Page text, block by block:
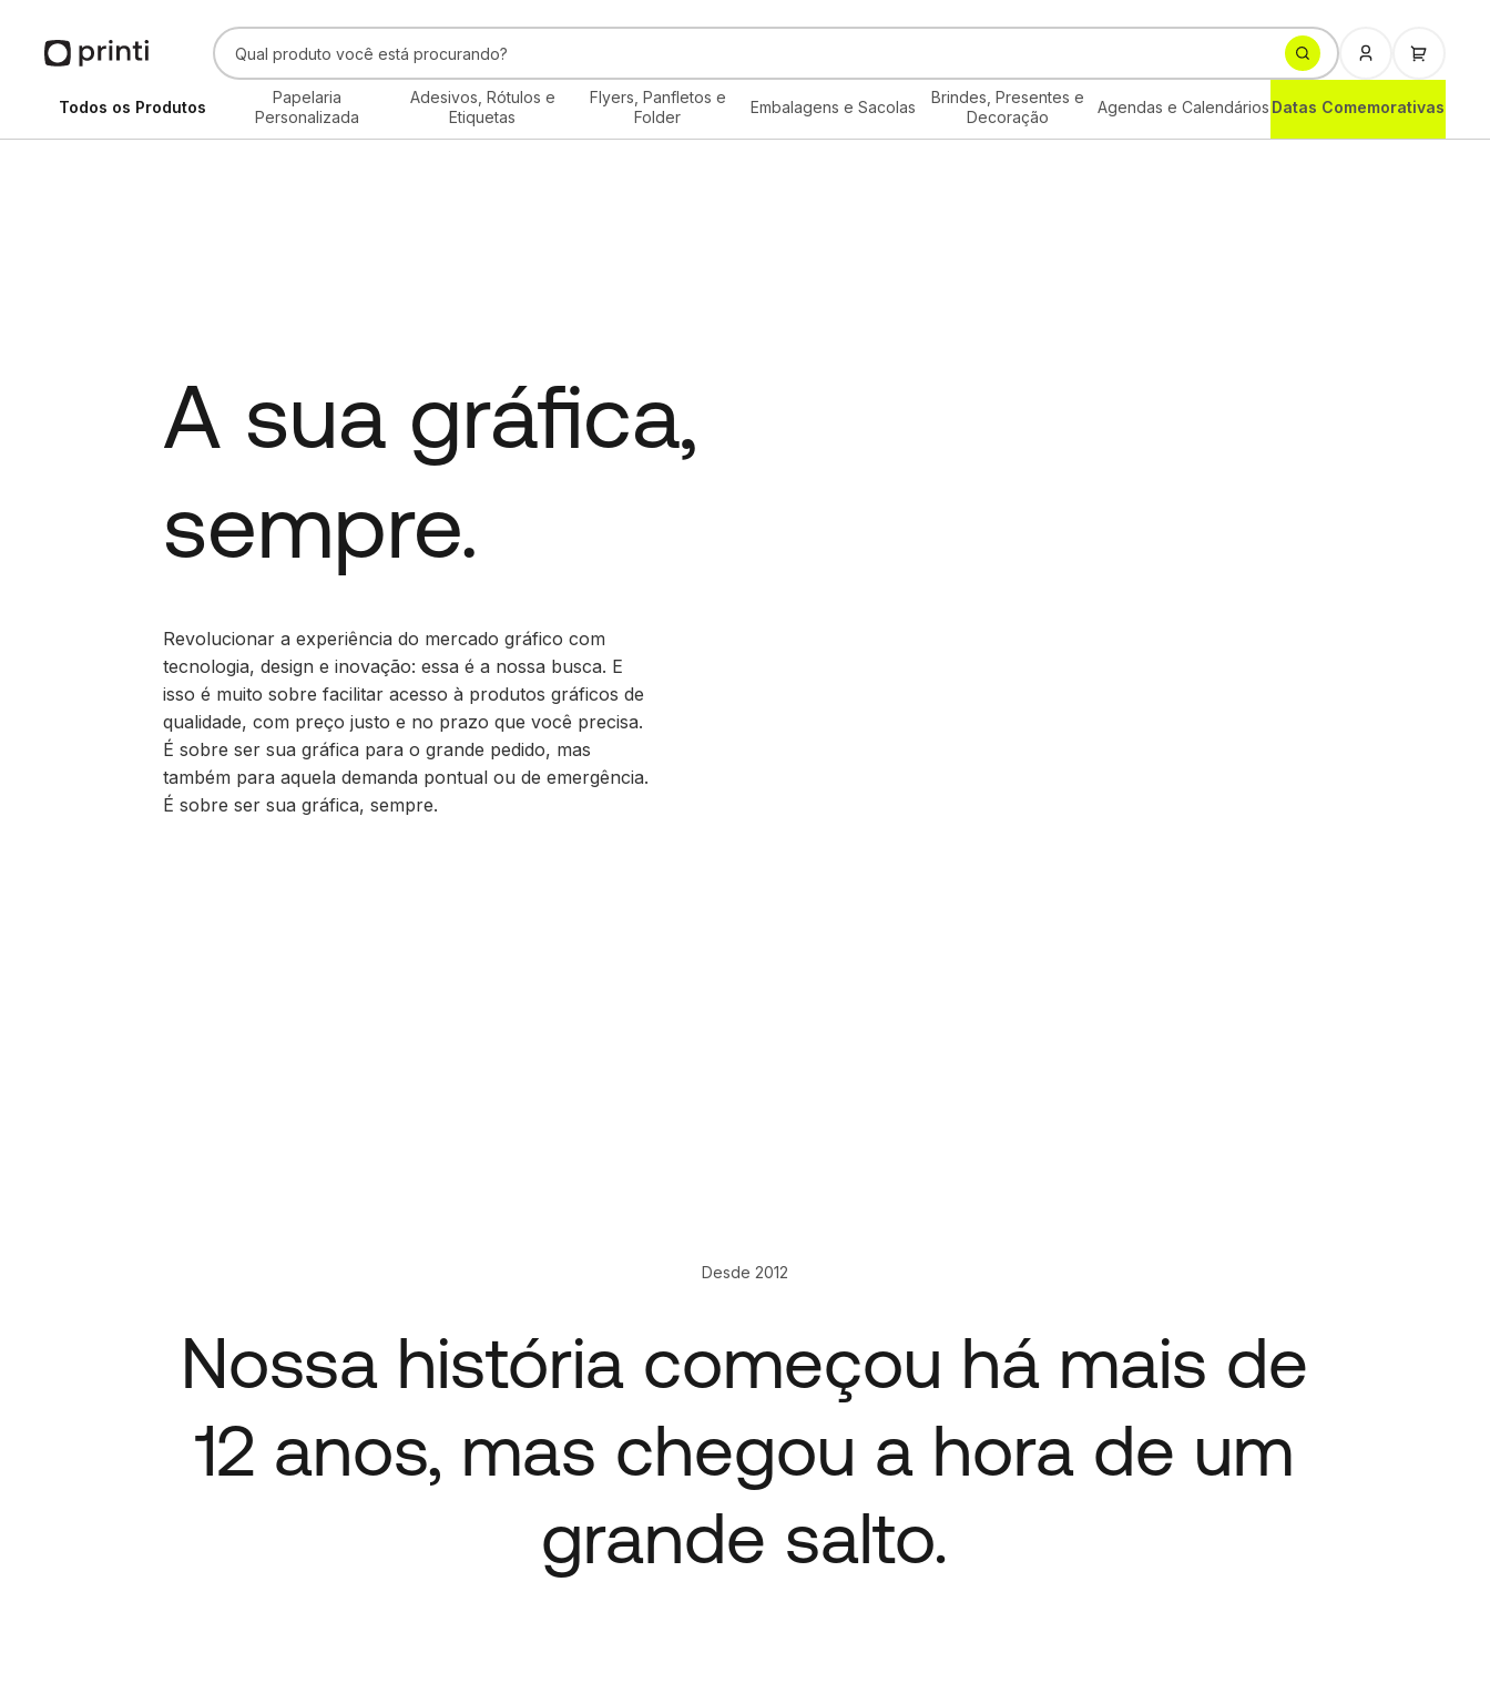
Todos os Produtos
Papelaria
Personalizada
Adesivos, Rótulos e
Etiquetas
Flyers, Panfletos e
Folder
Embalagens e Sacolas
Brindes, Presentes e
Decoração
Agendas e Calendários Datas Comemorativas
A sua gráfica,
sempre.
Revolucionar a experiência do mercado gráfico com
tecnologia, design e inovação: essa é a nossa busca. E
isso é muito sobre facilitar acesso à produtos gráficos de
qualidade, com preço justo e no prazo que você precisa.
É sobre ser sua gráfica para o grande pedido, mas
também para aquela demanda pontual ou de emergência.
É sobre ser sua gráfica, sempre.
Desde 2012
Nossa história começou há mais de
12 anos, mas chegou a hora de um
grande salto.